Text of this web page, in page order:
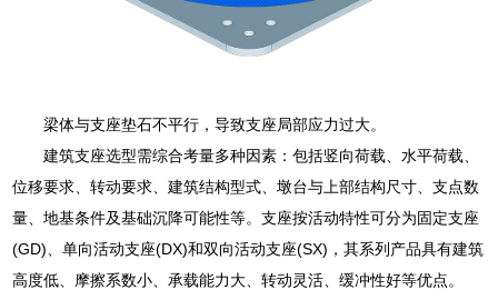
梁体与支座垫石不平行，导致支座局部应力过大。
建筑支座选型需综合考量多种因素：包括竖向荷载、水平荷载、
位移要求、转动要求、建筑结构型式、墩台与上部结构尺寸、支点数
量、地基条件及基础沉降可能性等。支座按活动特性可分为固定支座
(GD)、单向活动支座(DX)和双向活动支座(SX)，其系列产品具有建筑
高度低、摩擦系数小、承载能力大、转动灵活、缓冲性好等优点。